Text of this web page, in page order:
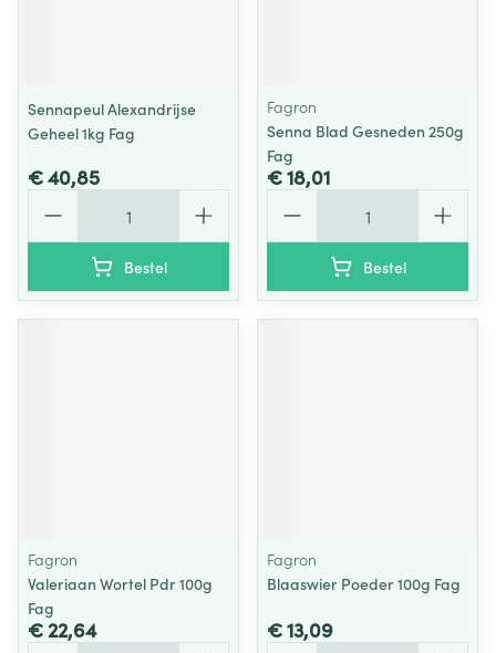
Sennapeul Alexandrijse
Geheel 1kg Fag
€ 40,85
Bestel
Fagron
Senna Blad Gesneden 250g
Fag
€ 18,01
Bestel
Fagron
Valeriaan Wortel Pdr 100g
Fag
€ 22,64
Fagron
Blaaswier Poeder 100g Fag
€ 13,09